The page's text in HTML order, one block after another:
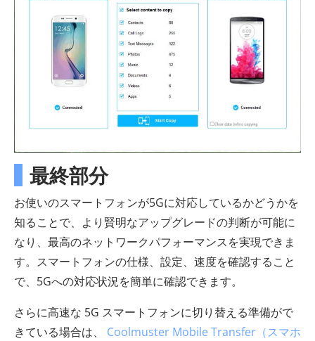
最終部分
お使いのスマートフォンが5Gに対応しているかどうかを
知ることで、より賢明なアップグレードの判断が可能に
なり、最高のネットワークパフォーマンスを実現できま
す。スマートフォンの仕様、設定、速度を確認すること
で、5Gへの対応状況を簡単に確認できます。
さらに高速な 5G スマートフォンに切り替える準備がで
きている場合は、 Coolmuster Mobile Transfer（スマホ